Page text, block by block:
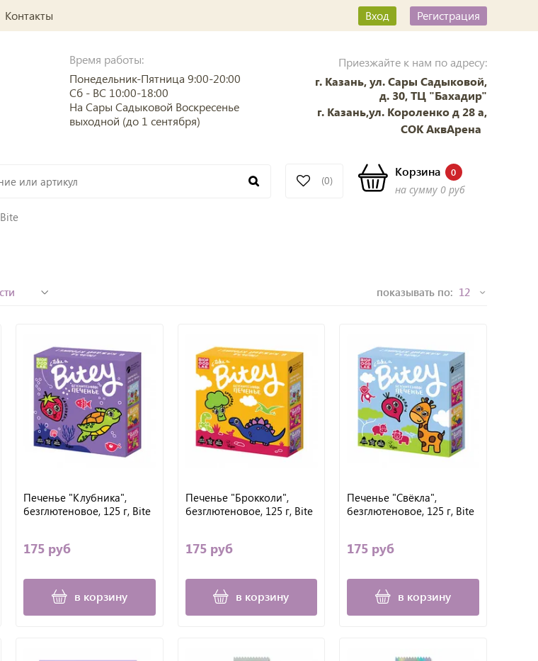
Контакты Вход Регистрация
Время работы:
Понедельник-Пятница 9:00-20:00
Сб - ВС 10:00-18:00
На Сары Садыковой Воскресенье
выходной (до 1 сентября)
Приезжайте к нам по адресу:
г. Казань, ул. Сары Садыковой,
д. 30, ТЦ "Бахадир"
г. Казань,ул. Короленко д 28 а,
СОК АквАрена
(0)
Корзина 0
на сумму 0 руб
Bite
показывать по:
Печенье "Клубника",
безглютеновое, 125 г, Bite
175 руб
в корзину
Печенье "Брокколи",
безглютеновое, 125 г, Bite
175 руб
в корзину
Печенье "Свёкла",
безглютеновое, 125 г, Bite
175 руб
в корзину